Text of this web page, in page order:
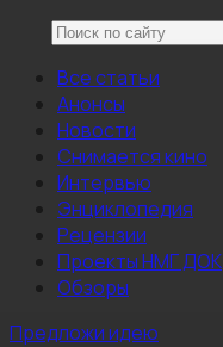
Все статьи
Анонсы
Новости
Снимается кино
Интервью
Энциклопедия
Рецензии
Проекты НМГ ДОК
Обзоры
Предложи идею